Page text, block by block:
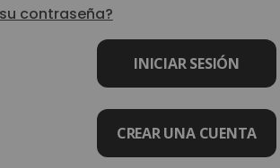
contraseña?
INICIAR SESIÓN
CREAR UNA CUENTA